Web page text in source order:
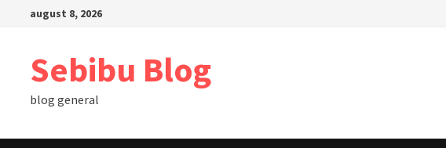
august 8, 2026
Sebibu Blog
blog general